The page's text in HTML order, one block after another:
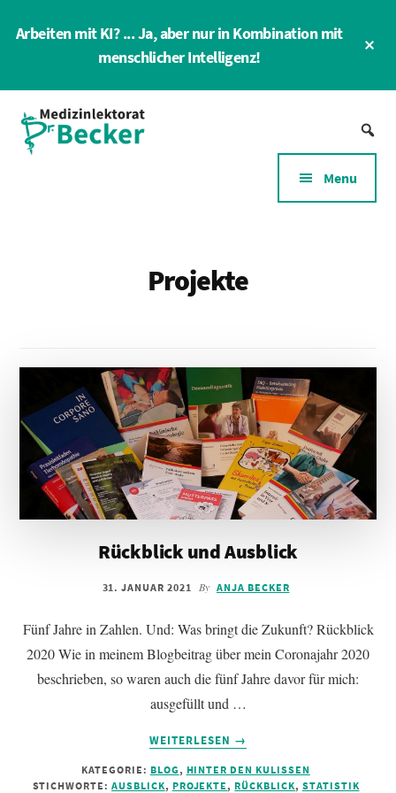
Arbeiten mit KI? ... Ja, aber nur in Kombination mit
menschlicher Intelligenz!
Additional
menu
Medizin-
Lektorat
Menu
Projekte
Rückblick und Ausblick
31. JANUAR 2021 By ANJA BECKER
Fünf Jahre in Zahlen. Und: Was bringt die Zukunft? Rückblick
2020 Wie in meinem Blogbeitrag über mein Coronajahr 2020
beschrieben, so waren auch die fünf Jahre davor für mich:
ausgefüllt und …
WEITERLESEN
INFOS
PLUGIN
→
KATEGORIE: BLOG , HINTER DEN KULISSEN
STICHWORTE:AUSBLICK, PROJEKTE , RÜCKBLICK, STATISTIK